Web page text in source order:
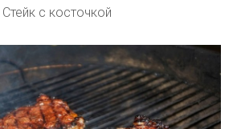
Стейк с косточкой